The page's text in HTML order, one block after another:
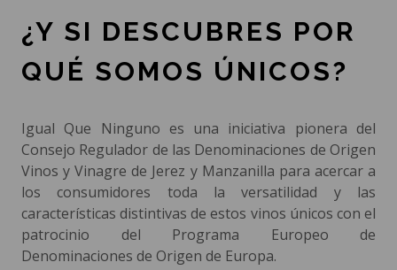
¿Y SI DESCUBRES POR
QUÉ SOMOS ÚNICOS?
Igual Que Ninguno es una iniciativa pionera del
Consejo Regulador de las Denominaciones de Origen
Vinos y Vinagre de Jerez y Manzanilla para acercar a
los consumidores toda la versatilidad y las
características distintivas de estos vinos únicos con el
patrocinio del Programa Europeo de
Denominaciones de Origen de Europa.